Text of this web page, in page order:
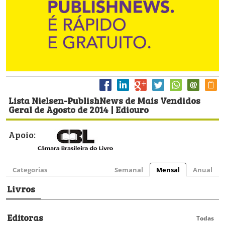
Lista Nielsen-PublishNews de Mais Vendidos
Geral de Agosto de 2014 | Ediouro
Apoio:
Categorias Semanal Mensal Anual
Livros
Editoras Todas